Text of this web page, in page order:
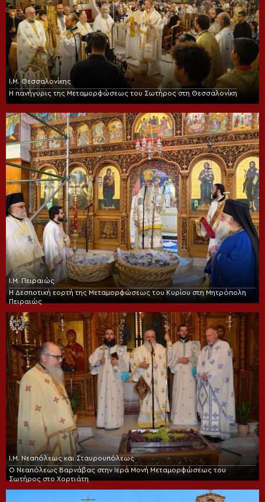
Ι.Μ. Θεσσαλονίκης
Η πανήγυρις της Μεταμορφώσεως του Σωτήρος στη Θεσσαλονίκη
Ι.Μ. Πειραιώς
Η Δεσποτική εορτή της Μεταμορφώσεως του Κυρίου στη Μητρόπολη
Πειραιώς
Ι.Μ. Νεαπόλεως και Σταυρουπόλεως
Ο Νεαπόλεως Βαρνάβας στην Ιερά Μονή Μεταμορφώσεως του
Σωτήρος στο Χορτιάτη